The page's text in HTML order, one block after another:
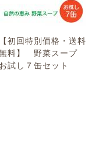
【初回特別価格・送料
料】 野菜スープ
お試し７缶セット